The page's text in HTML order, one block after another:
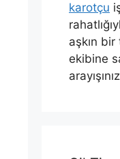
karotçu
aşkın
ekibine